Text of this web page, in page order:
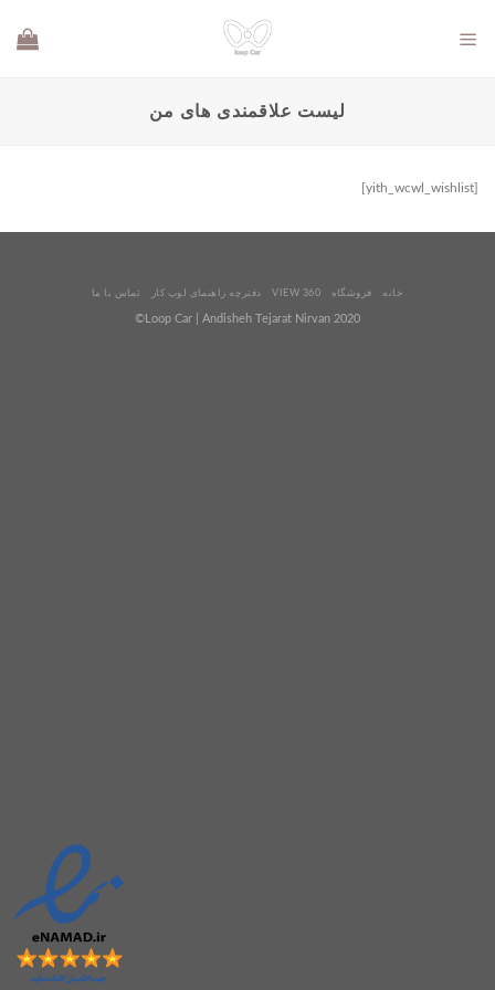
content
لیست علاقمندی های من
خانه فروشگاه VIEW 360 دفترچه راهنمای لوپ کار تماس با ما
2020 Loop Car | Andisheh Tejarat Nirvan©